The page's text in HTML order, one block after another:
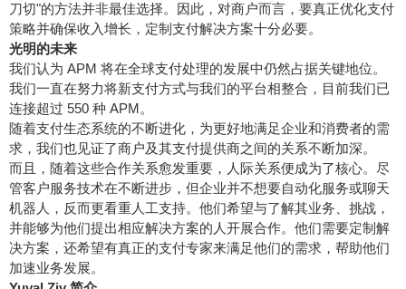
刀切"的方法并非最佳选择。因此，对商户而言，要真正优化支付
策略并确保收入增长，定制支付解决方案十分必要。
光明的未来
我们认为 APM 将在全球支付处理的发展中仍然占据关键地位。
我们一直在努力将新支付方式与我们的平台相整合，目前我们已
连接超过 550 种 APM。
随着支付生态系统的不断进化，为更好地满足企业和消费者的需
求，我们也见证了商户及其支付提供商之间的关系不断加深。
而且，随着这些合作关系愈发重要，人际关系便成为了核心。尽
管客户服务技术在不断进步，但企业并不想要自动化服务或聊天
机器人，反而更看重人工支持。他们希望与了解其业务、挑战，
并能够为他们提出相应解决方案的人开展合作。他们需要定制解
决方案，还希望有真正的支付专家来满足他们的需求，帮助他们
加速业务发展。